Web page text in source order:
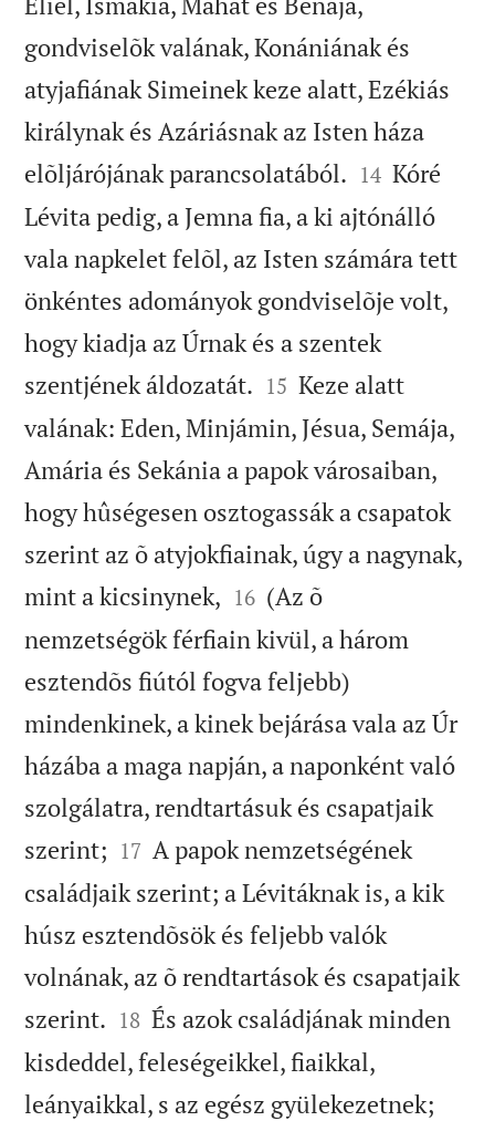
gondviselõk valának, Konániának és
atyjafiának Simeinek keze alatt, Ezékiás
királynak és Azáriásnak az Isten háza
elõljárójának parancsolatából. 

14 Kóré
Lévita pedig, a Jemna fia, a ki ajtónálló
vala napkelet felõl, az Isten számára tett
önkéntes adományok gondviselõje volt,
hogy kiadja az Úrnak és a szentek
szentjének áldozatát. 

15 Keze alatt
valának: Eden, Minjámin, Jésua, Semája,
Amária és Sekánia a papok városaiban,
hogy hûségesen osztogassák a csapatok
szerint az õ atyjokfiainak, úgy a nagynak,
mint a kicsinynek, 

16 (Az õ
nemzetségök férfiain kivül, a három
esztendõs fiútól fogva feljebb)
mindenkinek, a kinek bejárása vala az Úr
házába a maga napján, a naponként való
szolgálatra, rendtartásuk és csapatjaik
szerint; 

17 A papok nemzetségének
családjaik szerint; a Lévitáknak is, a kik
húsz esztendõsök és feljebb valók
volnának, az õ rendtartások és csapatjaik
szerint. 

18 És azok családjának minden
kisdeddel, feleségeikkel, fiaikkal,
leányaikkal, s az egész gyülekezetnek;